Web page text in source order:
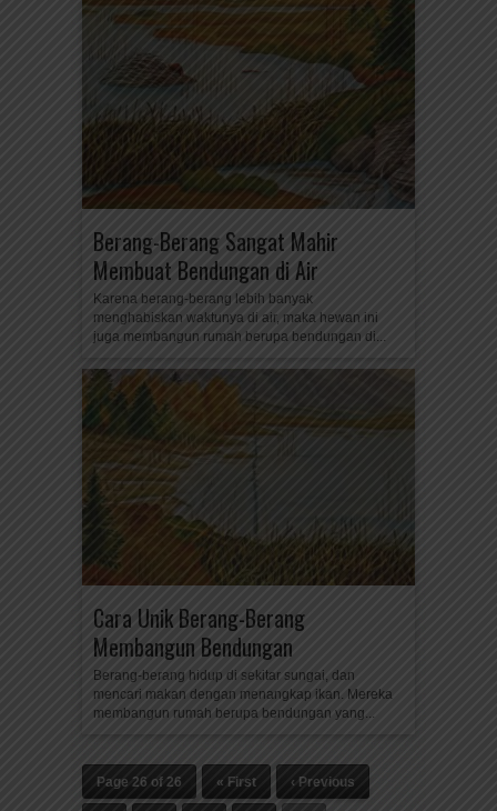
Berang-Berang Sangat Mahir
Membuat Bendungan di Air
Karena berang-berang lebih banyak
menghabiskan waktunya di air, maka hewan ini
juga membangun rumah berupa bendungan di...
Cara Unik Berang-Berang
Membangun Bendungan
Berang-berang hidup di sekitar sungai, dan
mencari makan dengan menangkap ikan. Mereka
membangun rumah berupa bendungan yang...
Page 26 of 26 « First ‹ Previous